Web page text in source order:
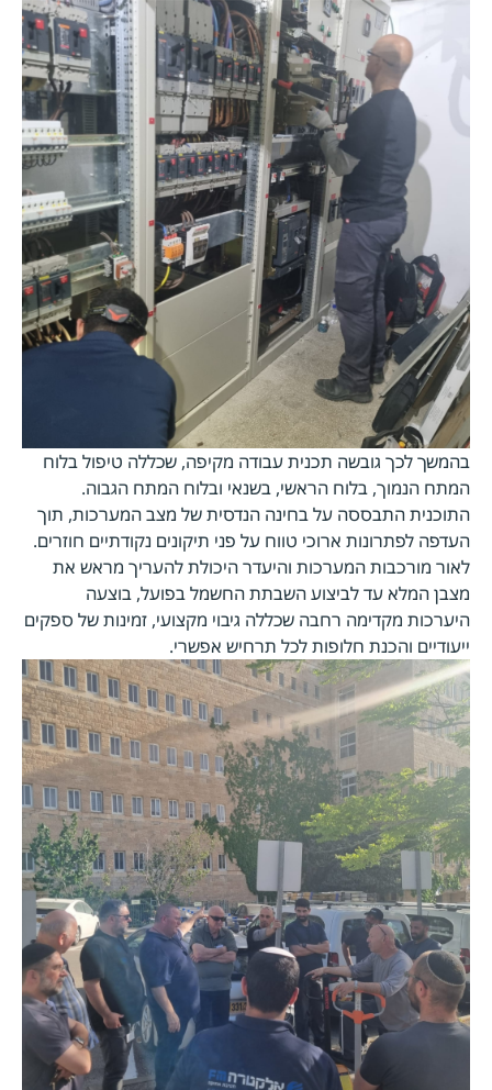
בהמשך לכך גובשה תכנית עבודה מקיפה, שכללה טיפול בלוח
המתח הנמוך, בלוח הראשי, בשנאי ובלוח המתח הגבוה.
התוכנית התבססה על בחינה הנדסית של מצב המערכות, תוך
העדפה לפתרונות ארוכי טווח על פני תיקונים נקודתיים חוזרים.
לאור מורכבות המערכות והיעדר היכולת להעריך מראש את
מצבן המלא עד לביצוע השבתת החשמל בפועל, בוצעה
היערכות מקדימה רחבה שכללה גיבוי מקצועי, זמינות של ספקים
ייעודיים והכנת חלופות לכל תרחיש אפשרי.